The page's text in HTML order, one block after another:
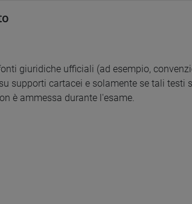
giuridiche ufficiali (ad esempio,
supporti cartacei e solamente se tali testi
è ammessa durante l'esame.